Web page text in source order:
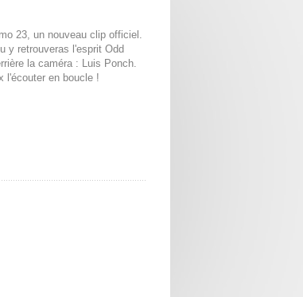
23, un nouveau clip officiel.
y retrouveras l'esprit Odd
la caméra : Luis Ponch.
l'écouter en boucle !